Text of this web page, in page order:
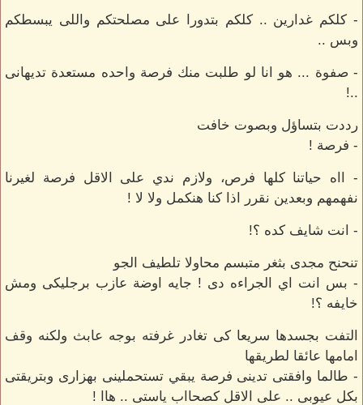
- كلكم غدارين .. كلكم بتدورا على مصلحتكم واللى يبسطكم
وبس ..
- صفوة ... هو انا لو طلبت منك فرصة واحده مستعدة تديهانى
..!
رددت بتساؤل وبصوت خافت
- فرصة !
- ااه حياتنا كلها فرص، ولازم ندي على الاقل فرصة لغيرنا
نفهمهم وبعدين نقرر اذا كنا هنكمل ولا لا !
- انت شايف كده ؟!
تنحنح مجدى بثغر متبسم محاولا تلطيف الجو
- بس انت اي الجراءه دى ! جايه اوضة عازب برجليكى ومش
خايفه ؟!
التفت بجسدها سريعا كى تغادر غرفته بوجه عابث ولكنه وقف
امامها عائقا لطريقها
- طالما وافقتى تدينى فرصة يبقي تستحملينى بهزارى وبتريقتى
بكل عيوبى .. على الاقل كصحااب ياستى .. هاا !